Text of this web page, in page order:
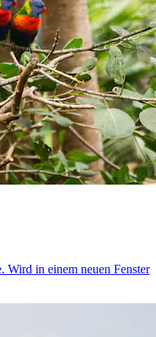
Wird in einem neuen Fenster